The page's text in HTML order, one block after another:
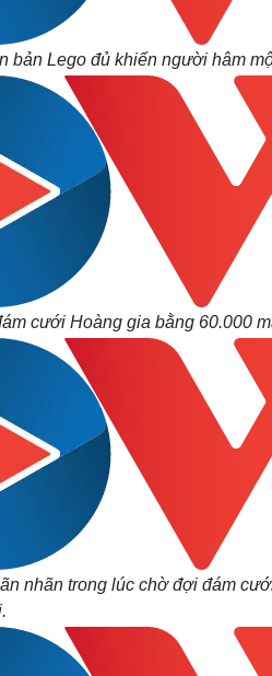
Lego đủ khiến người hâm
cưới Hoàng gia bằng 60.000
nhãn trong lúc chờ đợi đám